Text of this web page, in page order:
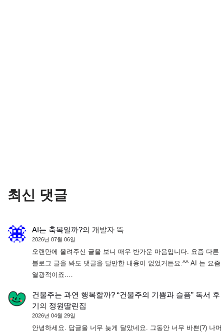
최신 댓글
AI는 축복일까?의 개발자 뜩
2026년 07월 06일
오랜만에 올려주신 글을 보니 매우 반가운 마음입니다. 요즘 다른
블로그 글을 봐도 댓글을 달만한 내용이 없었거든요.^^ AI 는 요즘
열광적이죠.…
건물주는 과연 행복할까? “건물주의 기쁨과 슬픔” 독서 후
기의 정원딸린집
2026년 04월 29일
안녕하세요. 답글을 너무 늦게 달았네요. 그동안 너무 바쁜(?) 나머